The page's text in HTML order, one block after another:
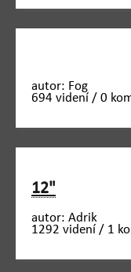
autor: Fog
694 videní / 0
12"
autor: Adrik
1292 videní / 1